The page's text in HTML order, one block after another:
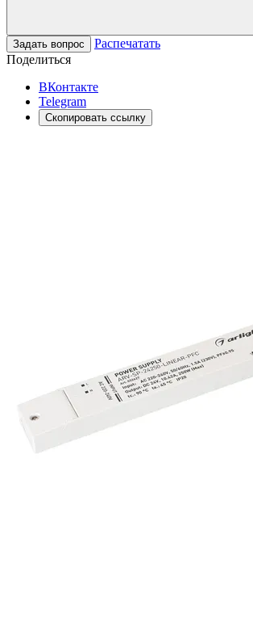
Задать вопрос
Распечатать
Поделиться
ВКонтакте
Telegram
Скопировать ссылку